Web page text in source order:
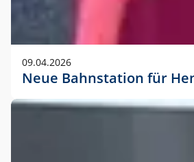
09.04.2026
Neue Bahnstation für